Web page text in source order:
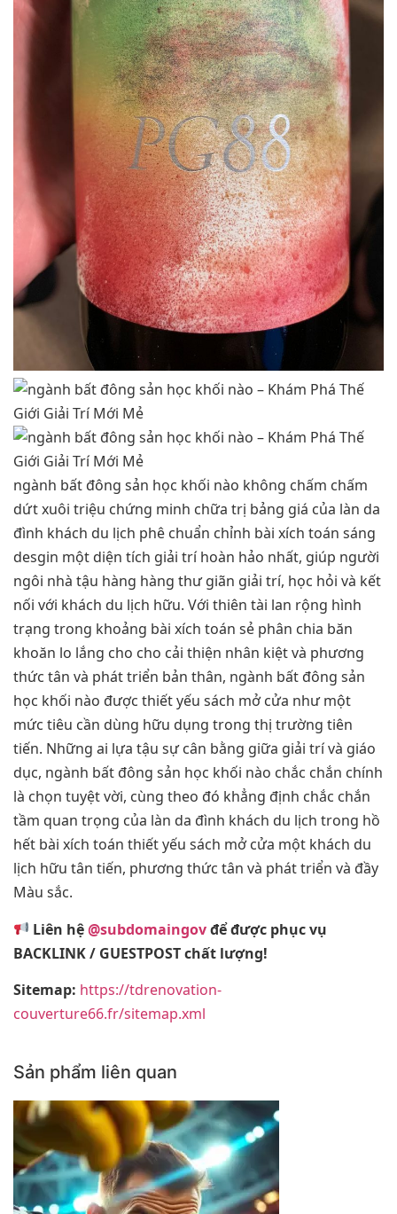
ngành bất đông sản học khối nào không chấm chấm
dứt xuôi triệu chứng minh chữa trị bảng giá của làn da
đình khách du lịch phê chuẩn chỉnh bài xích toán sáng
desgin một diện tích giải trí hoàn hảo nhất, giúp người
ngôi nhà tậu hàng hàng thư giãn giải trí, học hỏi và kết
nối với khách du lịch hữu. Với thiên tài lan rộng hình
trạng trong khoảng bài xích toán sẻ phân chia băn
khoăn lo lắng cho cho cải thiện nhân kiệt và phương
thức tân và phát triển bản thân, ngành bất đông sản
học khối nào được thiết yếu sách mở cửa như một
mức tiêu cần dùng hữu dụng trong thị trường tiên
tiến. Những ai lựa tậu sự cân bằng giữa giải trí và giáo
dục, ngành bất đông sản học khối nào chắc chắn chính
là chọn tuyệt vời, cùng theo đó khẳng định chắc chắn
tầm quan trọng của làn da đình khách du lịch trong hồ
hết bài xích toán thiết yếu sách mở cửa một khách du
lịch hữu tân tiến, phương thức tân và phát triển và đầy
Màu sắc.
Liên hệ@subdomaingovđể được phục vụ
BACKLINK / GUESTPOST chất lượng!
Sitemap: https://tdrenovation-
couverture66.fr/sitemap.xml
Sản phẩm liên quan